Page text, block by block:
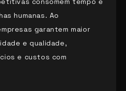
humanas. Ao
garantem maior
e qualidade,
e custos com